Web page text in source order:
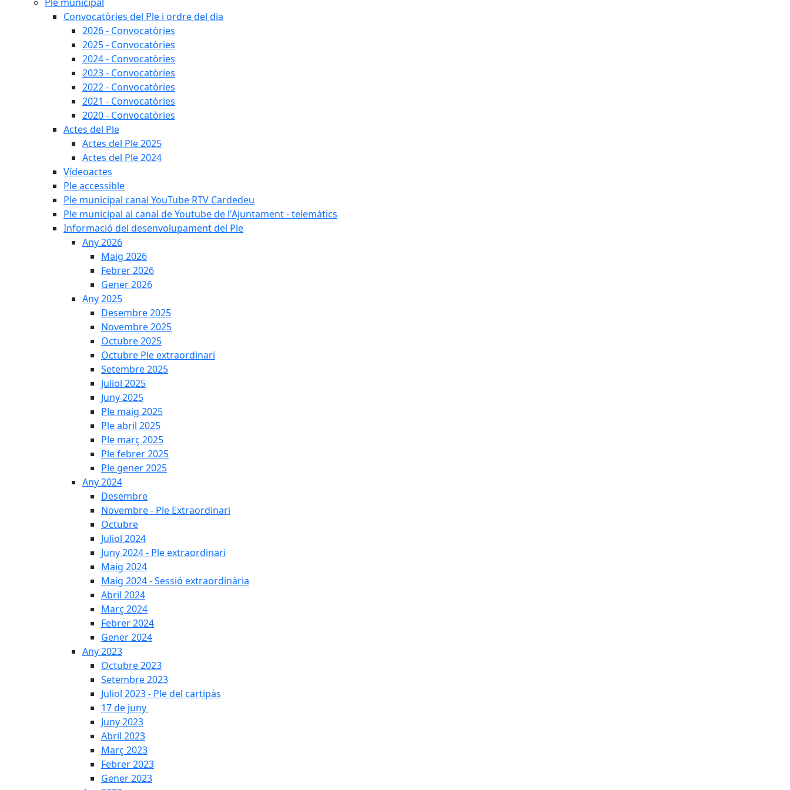
Convocatòries del Ple i ordre del dia
2026 - Convocatòries
2025 - Convocatòries
2024 - Convocatòries
2023 - Convocatòries
2022 - Convocatòries
2021 - Convocatòries
2020 - Convocatòries
Actes del Ple
Actes del Ple 2025
Actes del Ple 2024
Vídeoactes
Ple accessible
Ple municipal canal YouTube RTV Cardedeu
Ple municipal al canal de Youtube de l'Ajuntament - telemàtics
Informació del desenvolupament del Ple
Any 2026
Maig 2026
Febrer 2026
Gener 2026
Any 2025
Desembre 2025
Novembre 2025
Octubre 2025
Octubre Ple extraordinari
Setembre 2025
Juliol 2025
Juny 2025
Ple maig 2025
Ple abril 2025
Ple març 2025
Ple febrer 2025
Ple gener 2025
Any 2024
Desembre
Novembre - Ple Extraordinari
Octubre
Juliol 2024
Juny 2024 - Ple extraordinari
Maig 2024
Maig 2024 - Sessió extraordinària
Abril 2024
Març 2024
Febrer 2024
Gener 2024
Any 2023
Octubre 2023
Setembre 2023
Juliol 2023 - Ple del cartipàs
17 de juny
Juny 2023
Abril 2023
Març 2023
Febrer 2023
Gener 2023